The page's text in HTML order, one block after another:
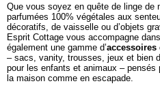
Que vous soyez en quête de linge de
parfumées 100% végétales aux
décoratifs, de vaisselle ou d’objets
Esprit Cottage vous accompagne
également une gamme d’accessoires
– sacs, vanity, trousses, jeux et bien
pour les enfants et animaux –
la maison comme en escapade.